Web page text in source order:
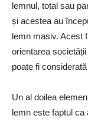
lemnul, total sau
și acestea au
lemn masiv. Acest
orientarea
poate fi
Un al doilea
lemn este faptul